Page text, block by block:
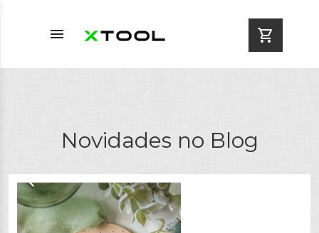
menu shopping_cart
Novidades no Blog